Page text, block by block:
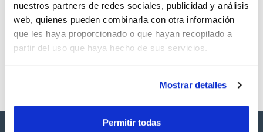
nuestros partners de redes sociales, publicidad y análisis
web, quienes pueden combinarla con otra información
que les haya proporcionado o que hayan recopilado a
partir del uso que haya hecho de sus servicios.
Mostrar detalles
Permitir todas
Referencia
SB24770100
x 100mg
Comprar
Disponibilidad
Ver stock